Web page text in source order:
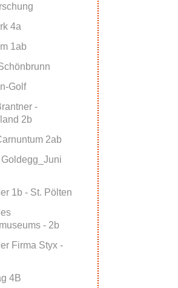
4a
1ab
Golf
-
2b
2ab
1b - St. Pölten
- 2b
Firma Styx -
4B